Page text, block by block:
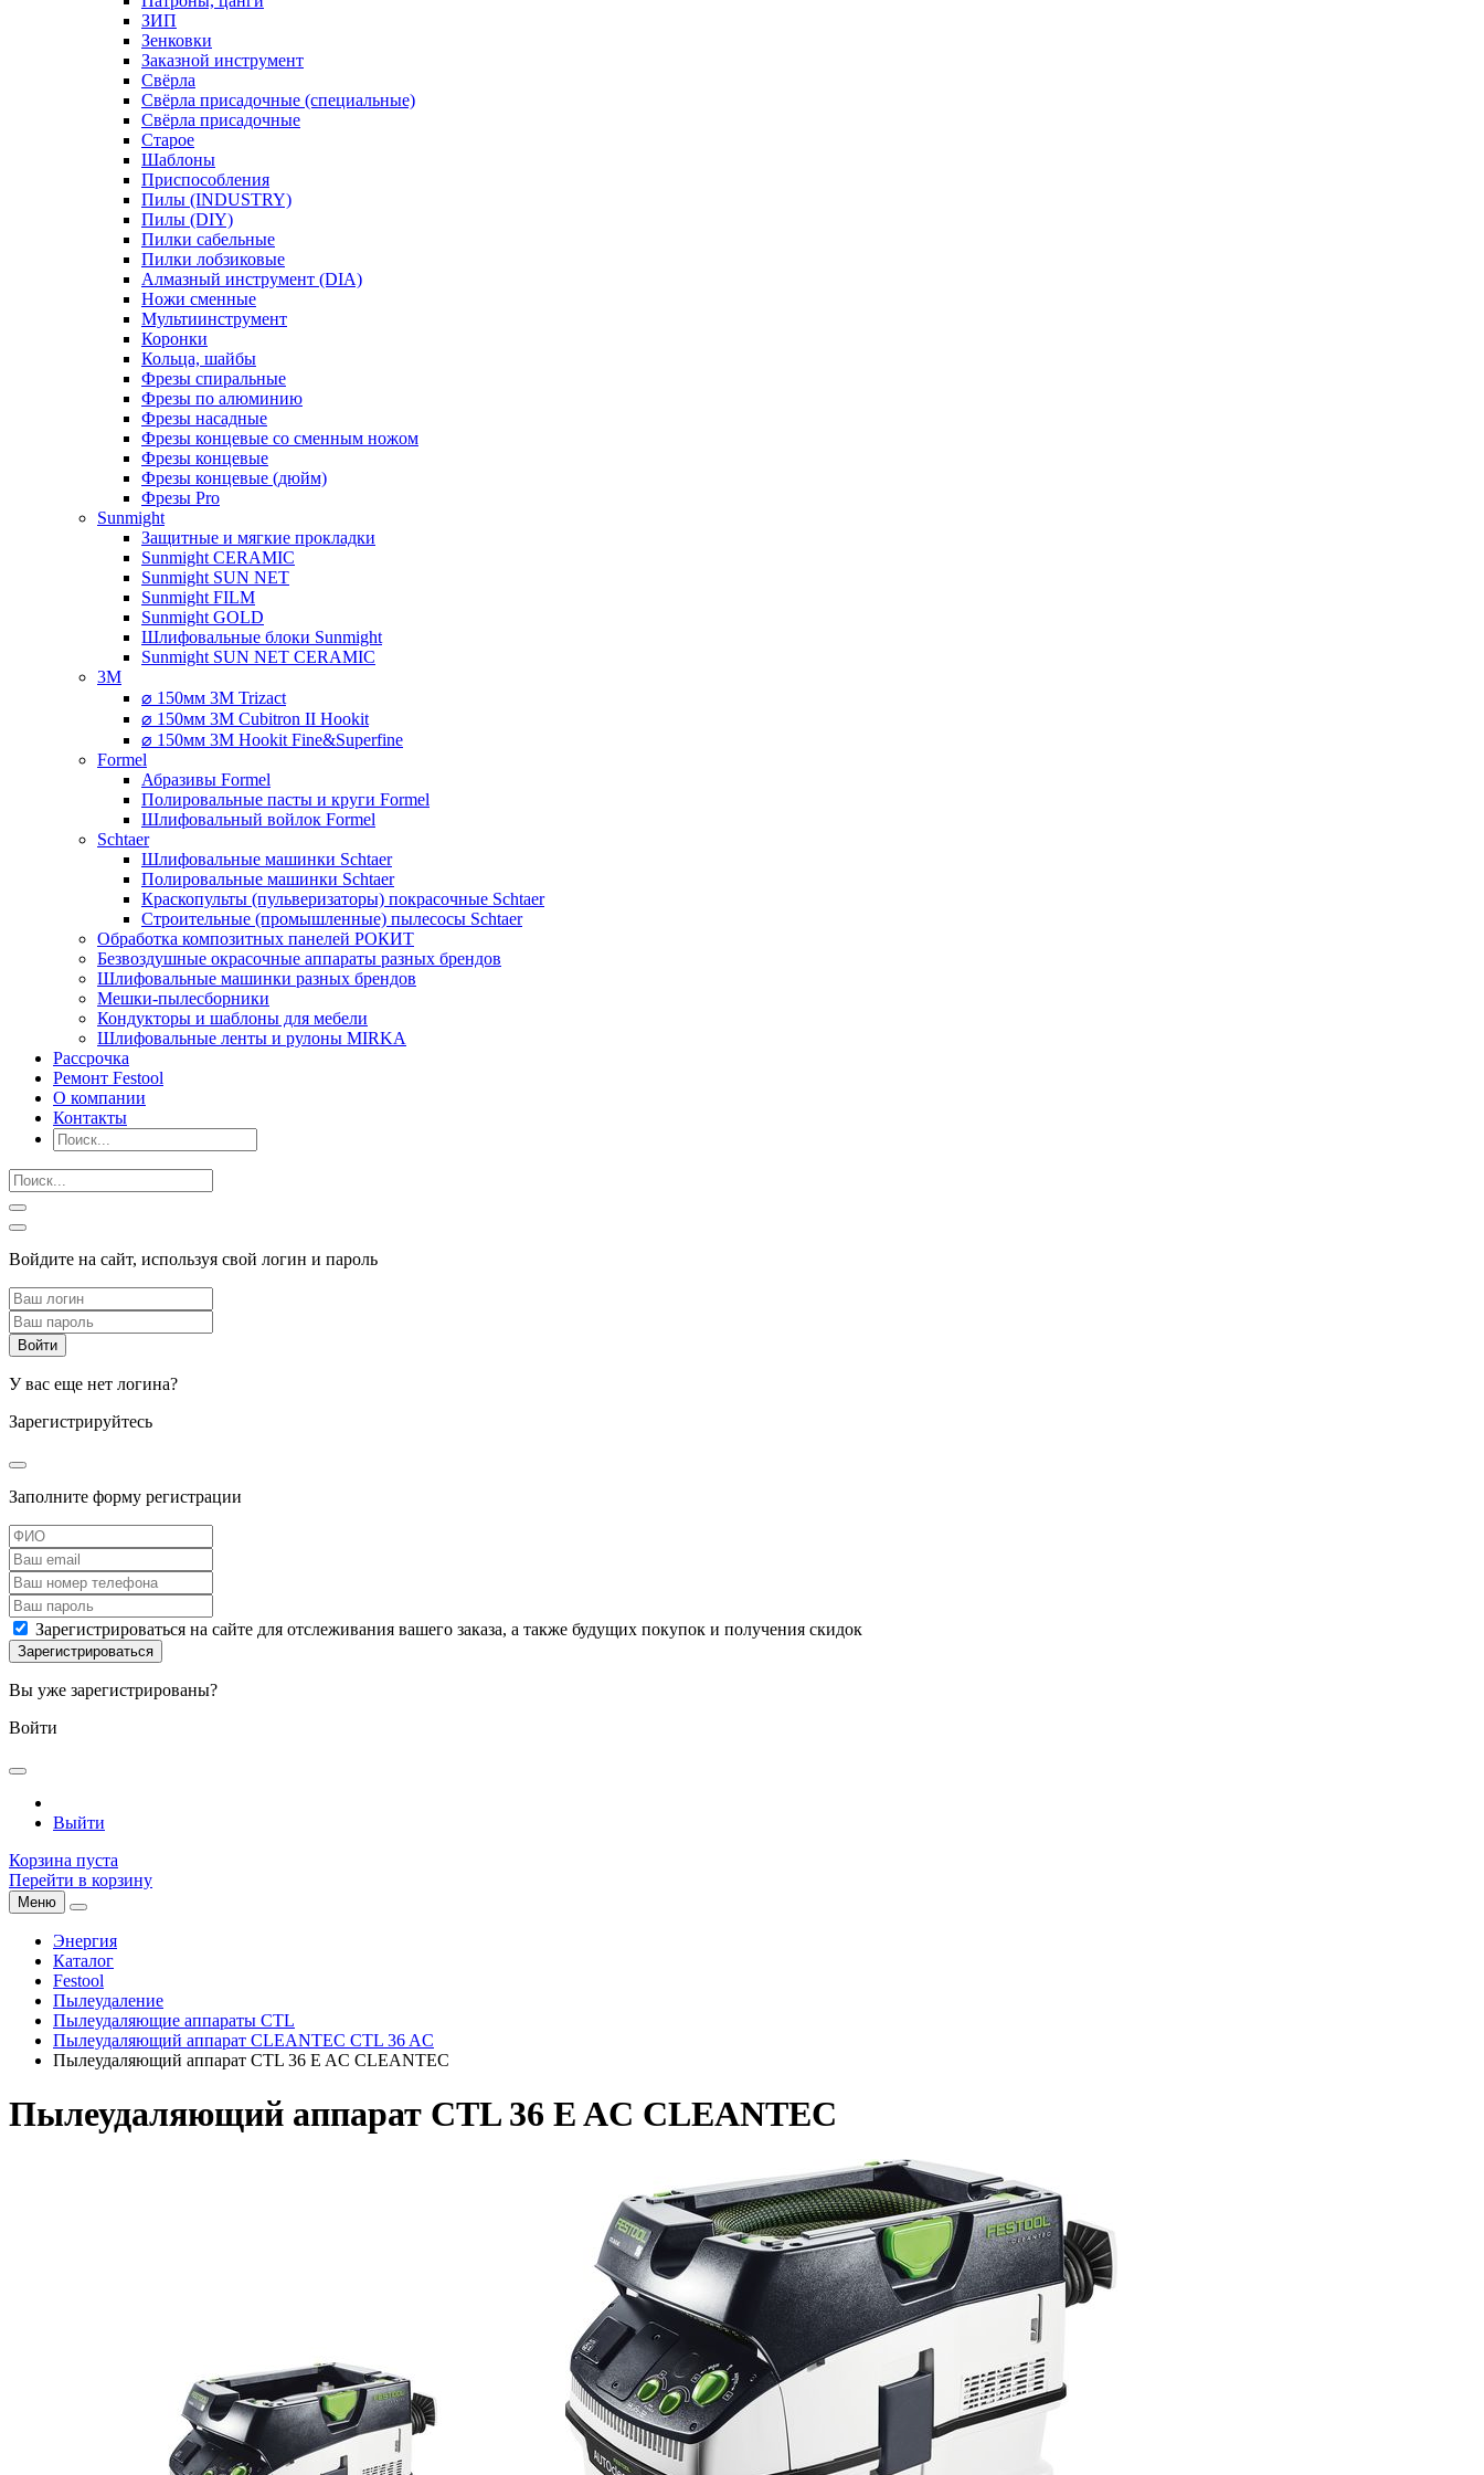
ЗИП
Зенковки
Заказной инструмент
Свёрла
Свёрла присадочные (специальные)
Свёрла присадочные
Старое
Шаблоны
Приспособления
Пилы (INDUSTRY)
Пилы (DIY)
Пилки сабельные
Пилки лобзиковые
Алмазный инструмент (DIA)
Ножи сменные
Мультиинструмент
Коронки
Кольца, шайбы
Фрезы спиральные
Фрезы по алюминию
Фрезы насадные
Фрезы концевые со сменным ножом
Фрезы концевые
Фрезы концевые (дюйм)
Фрезы Pro
Sunmight
Защитные и мягкие прокладки
Sunmight CERAMIC
Sunmight SUN NET
Sunmight FILM
Sunmight GOLD
Шлифовальные блоки Sunmight
Sunmight SUN NET CERAMIC
3M
⌀ 150мм 3M Trizact
⌀ 150мм 3M Cubitron II Hookit
⌀ 150мм 3M Hookit Fine&Superfine
Formel
Абразивы Formel
Полировальные пасты и круги Formel
Шлифовальный войлок Formel
Schtaer
Шлифовальные машинки Schtaer
Полировальные машинки Schtaer
Краскопульты (пульверизаторы) покрасочные Schtaer
Строительные (промышленные) пылесосы Schtaer
Обработка композитных панелей РОКИТ
Безвоздушные окрасочные аппараты разных брендов
Шлифовальные машинки разных брендов
Мешки-пылесборники
Кондукторы и шаблоны для мебели
Шлифовальные ленты и рулоны MIRKA
Рассрочка
Ремонт Festool
О компании
Контакты
Войдите на сайт, используя свой логин и пароль
У вас еще нет логина?
Зарегистрируйтесь
Заполните форму регистрации
Зарегистрироваться на сайте для отслеживания вашего заказа, а также будущих покупок и получения скидок
Вы уже зарегистрированы?
Войти
Выйти
Корзина пуста
Перейти в корзину
Меню
Энергия
Каталог
Festool
Пылеудаление
Пылеудаляющие аппараты CTL
Пылеудаляющий аппарат CLEANTEC CTL 36 AC
Пылеудаляющий аппарат CTL 36 E AC CLEANTEC
Пылеудаляющий аппарат CTL 36 E AC CLEANTEC